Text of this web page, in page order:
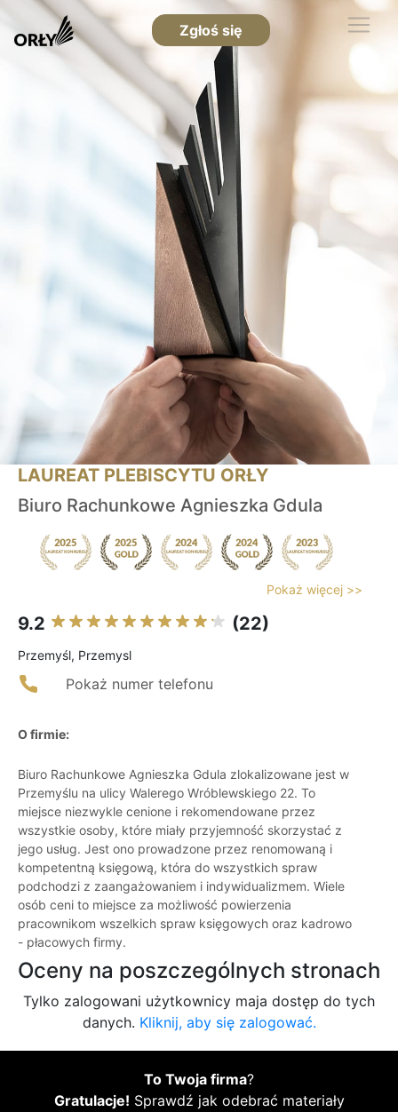
Zgłoś się
LAUREAT PLEBISCYTU ORŁY
Biuro Rachunkowe Agnieszka Gdula
Pokaż więcej >>
9.2 (22)
Przemyśl, Przemysl
Pokaż numer telefonu
O firmie:
Biuro Rachunkowe Agnieszka Gdula zlokalizowane jest w
Przemyślu na ulicy Walerego Wróblewskiego 22. To
miejsce niezwykle cenione i rekomendowane przez
wszystkie osoby, które miały przyjemność skorzystać z
jego usług. Jest ono prowadzone przez renomowaną i
kompetentną księgową, która do wszystkich spraw
podchodzi z zaangażowaniem i indywidualizmem. Wiele
osób ceni to miejsce za możliwość powierzenia
pracownikom wszelkich spraw księgowych oraz kadrowo
- płacowych firmy.
Oceny na poszczególnych stronach
Tylko zalogowani użytkownicy maja dostęp do tych
danych. Kliknij, aby się zalogować.
To Twoja firma?
Gratulacje! Sprawdź jak odebrać materiały